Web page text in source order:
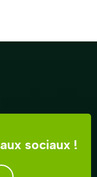
sociaux !